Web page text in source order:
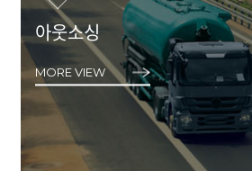
아웃소싱
MORE VIEW